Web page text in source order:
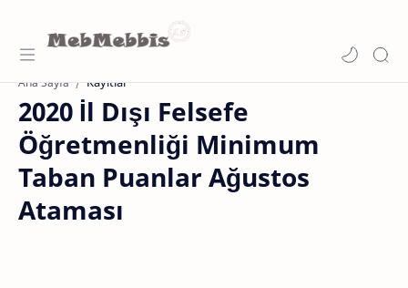
Ana Sayfa Kayıtlar
2020 İl Dışı Felsefe
Öğretmenliği Minimum
Taban Puanlar Ağustos
Ataması